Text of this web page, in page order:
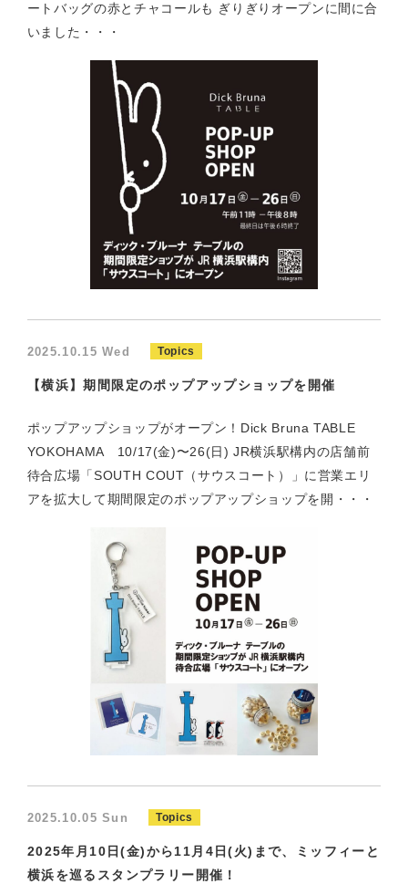
ートバッグの赤とチャコールも ぎりぎりオープンに間に合
いました・・・
2025.10.15 Wed Topics
【横浜】期間限定のポップアップショップを開催
ポップアップショップがオープン！Dick Bruna TABLE
YOKOHAMA 10/17(金)〜26(日) JR横浜駅構内の店舗前
待合広場「SOUTH COUT（サウスコート）」に営業エリ
アを拡大して期間限定のポップアップショップを開・・・
2025.10.05 Sun Topics
2025年月10日(金)から11月4日(火)まで、ミッフィーと
横浜を巡るスタンプラリー開催！